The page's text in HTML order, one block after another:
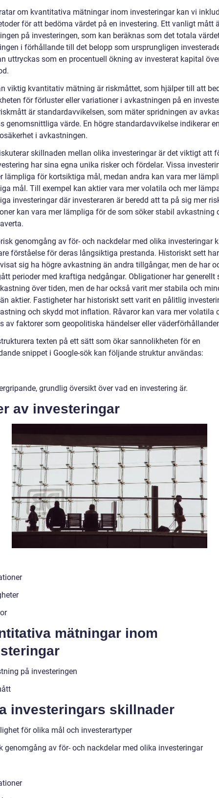
om kvantitativa mätningar inom investeringar kan vi
för att bedöma värdet på en investering. Ett vanligt mått
på investeringen, som kan beräknas som det totala
i förhållande till det belopp som ursprungligen
uttryckas som en procentuell ökning av investerat kapital
viktig kvantitativ mätning är riskmåttet, som hjälper till att
för förluster eller variationer i avkastningen på en
är standardavvikelsen, som mäter spridningen av
genomsnittliga värde. En högre standardavvikelse indikerar
i avkastningen.
skillnaden mellan olika investeringar är det viktigt att
har sina egna unika risker och fördelar. Vissa
lämpliga för kortsiktiga mål, medan andra kan vara mer
mål. Till exempel kan aktier vara mer volatila och mer
investeringar där investeraren är beredd att ta på sig mer
kan vara mer lämpliga för de som söker stabil avkastning
genomgång av för- och nackdelar med olika investeringar
förståelse för deras långsiktiga prestanda. Historiskt sett
sig ha högre avkastning än andra tillgångar, men de har
perioder med kraftiga nedgångar. Obligationer har generellt
över tiden, men de har också varit mer stabila och
aktier. Fastigheter har historiskt sett varit en pålitlig
och skydd mot inflation. Råvaror kan vara mer volatila
av faktorer som geopolitiska händelser eller
texten på ett sätt som ökar sannolikheten för en
snippet i Google-sök kan följande struktur användas:
grundlig översikt över vad en investering är.
av investeringar
mätningar inom
på investeringen
investeringars skillnader
för olika mål och investerartyper
genomgång av för- och nackdelar med olika investeringar